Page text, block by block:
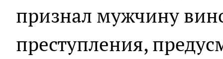
признал мужчину
преступления,